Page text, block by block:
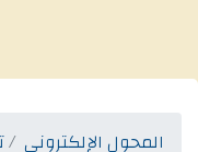
المحول الإلكتروني